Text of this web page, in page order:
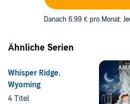
Danach 6,99 € pro Monat.
Ähnliche Serien
Whisper Ridge,
Wyoming
4 Titel